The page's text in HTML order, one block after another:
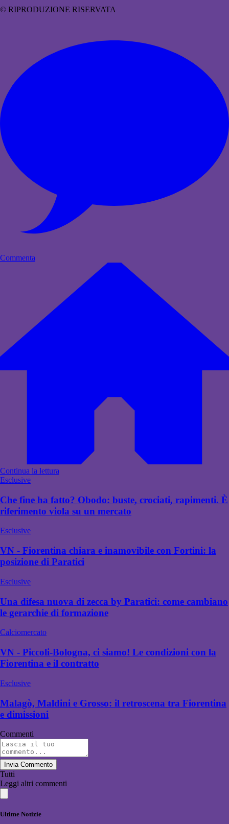
© RIPRODUZIONE RISERVATA
Commenta
Continua la lettura
Esclusive
Che fine ha fatto? Obodo: buste, crociati, rapimenti. È
riferimento viola su un mercato
Esclusive
VN - Fiorentina chiara e inamovibile con Fortini: la
posizione di Paratici
Esclusive
Una difesa nuova di zecca by Paratici: come cambiano
le gerarchie di formazione
Calciomercato
VN - Piccoli-Bologna, ci siamo! Le condizioni con la
Fiorentina e il contratto
Esclusive
Malagò, Maldini e Grosso: il retroscena tra Fiorentina
e dimissioni
Commenti
Invia Commento
Tutti
Leggi altri commenti
Ultime Notizie